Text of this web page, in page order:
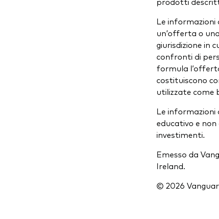
Le informazioni
un’offerta o
giurisdizione in
confronti di
formula
costituiscono
utilizzate come
Le
educativo e
investimenti.
Emesso da
Ireland.
© 2026